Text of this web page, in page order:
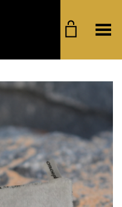
Basculer le menu